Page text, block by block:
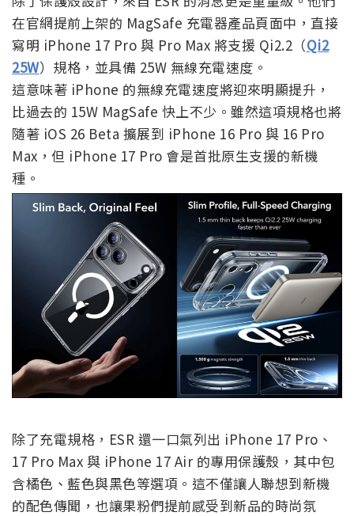
在官網提前上架的 MagSafe 充電器產品頁面中，直接
寫明 iPhone 17 Pro 與 Pro Max 將支援 Qi2.2（Qi2
25W）規格，並具備 25W 無線充電速度。
這意味著 iPhone 的無線充電速度將迎來明顯提升，
比過去的 15W MagSafe 快上不少。雖然這項規格也將
隨著 iOS 26 Beta 擴展到 iPhone 16 Pro 與 16 Pro
Max，但 iPhone 17 Pro 會是首批原生支援的新機
種。
除了充電規格，ESR 還一口氣列出 iPhone 17 Pro、
17 Pro Max 與 iPhone 17 Air 的專用保護殼，其中包
含橘色、藍色與黑色等選項。這不僅讓人聯想到新機
的配色傳聞，也讓果粉們提前感受到新品的時尚氛